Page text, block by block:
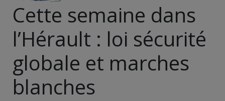
Cette semaine dans
l’Hérault : loi sécurité
globale et marches
blanches